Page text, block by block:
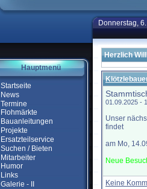
Hauptmenü
Startseite
News
Termine
Flohmärkte
Bauanleitungen
Projekte
Ersatzteilservice
Suchen / Bieten
Mitarbeiter
Humor
Links
Galerie - II
Donnerstag,
Herzlich
01.09.2025 -
Unser
findet
am Mo,
Neue
Keine